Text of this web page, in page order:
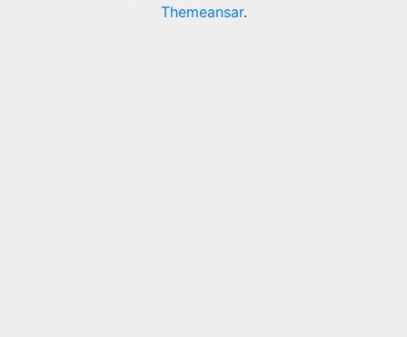
Themeansar.